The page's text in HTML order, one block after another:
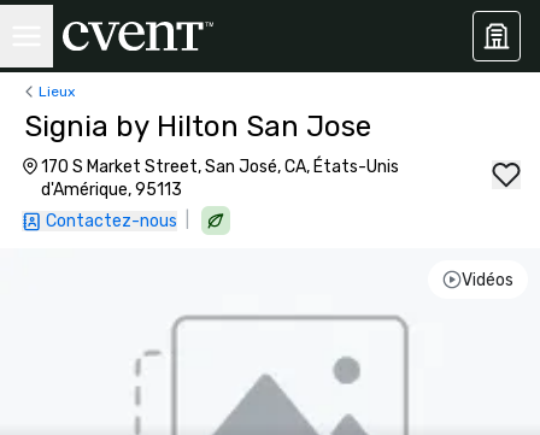
Lieux
Signia by Hilton San Jose
170 S Market Street, San José, CA, États-Unis
d'Amérique, 95113
Contactez-nous
Vidéos